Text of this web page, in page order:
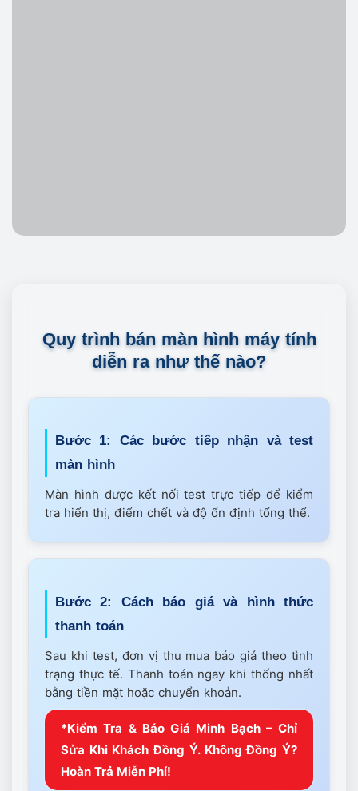
Quy trình bán màn hình máy tính
diễn ra như thế nào?
Bước 1: Các bước tiếp nhận và test
màn hình
Màn hình được kết nối test trực tiếp để kiểm
tra hiển thị, điểm chết và độ ổn định tổng thể.
Bước 2: Cách báo giá và hình thức
thanh toán
Sau khi test, đơn vị thu mua báo giá theo tình
trạng thực tế. Thanh toán ngay khi thống nhất
bằng tiền mặt hoặc chuyển khoản.
*Kiểm Tra & Báo Giá Minh Bạch – Chỉ
Sửa Khi Khách Đồng Ý. Không Đồng Ý?
Hoàn Trả Miễn Phí!